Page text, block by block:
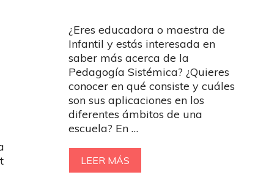
¿Eres educadora o maestra de
Infantil y estás interesada en
saber más acerca de la
Pedagogía Sistémica? ¿Quieres
conocer en qué consiste y cuáles
son sus aplicaciones en los
diferentes ámbitos de una
escuela? En …
LEER MÁS